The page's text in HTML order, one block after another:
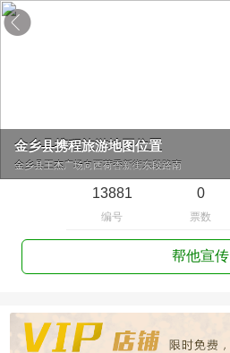
金乡县携程旅游地图位置
金乡县王杰广场向西荷香新街东段路南
13881 0
编号 票数
帮他宣传